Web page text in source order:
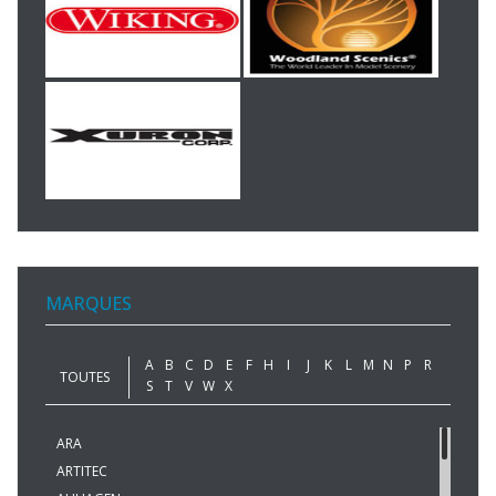
MARQUES
TOUTES
A B C D E F H I J K L M N P
R
S
T V W X
ARA
ARTITEC